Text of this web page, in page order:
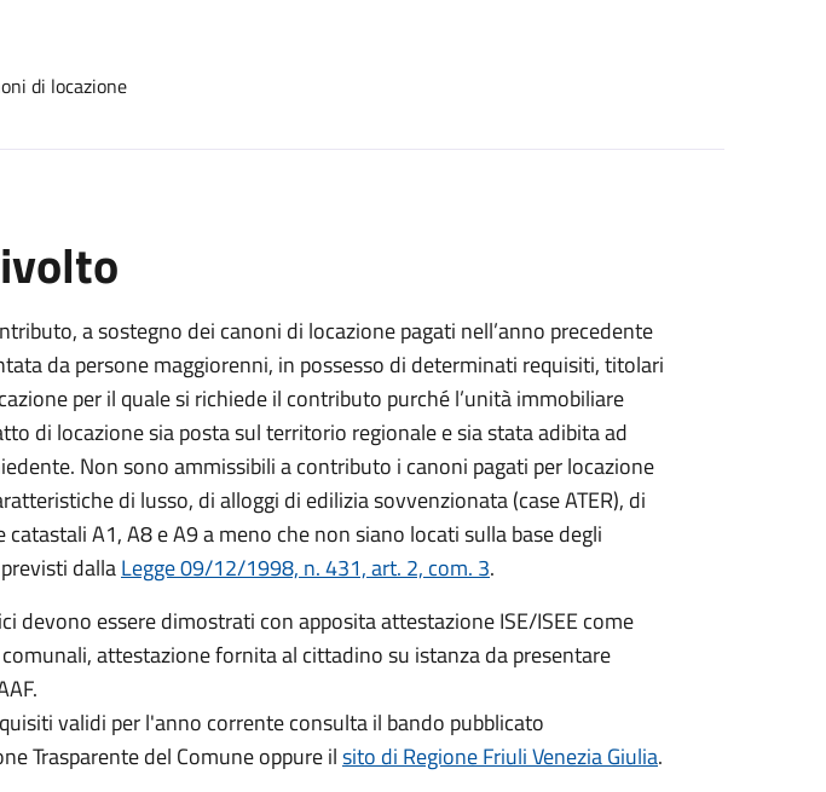
di locazione
a sostegno dei canoni di locazione pagati nell’anno precedente
da persone maggiorenni, in possesso di determinati requisiti, titolari
per il quale si richiede il contributo purché l’unità immobiliare
di locazione sia posta sul territorio regionale e sia stata adibita ad
Non sono ammissibili a contributo i canoni pagati per locazione
di lusso, di alloggi di edilizia sovvenzionata (case ATER), di
catastali A1, A8 e A9 a meno che non siano locati sulla base degli
dallaLegge 09/12/1998, n. 431, art. 2, com. 3.
devono essere dimostrati con apposita attestazione ISE/ISEE come
attestazione fornita al cittadino su istanza da presentare
validi per l'anno corrente consulta il bando pubblicato
Trasparente del Comune oppure ilsito di Regione Friuli Venezia Giulia.